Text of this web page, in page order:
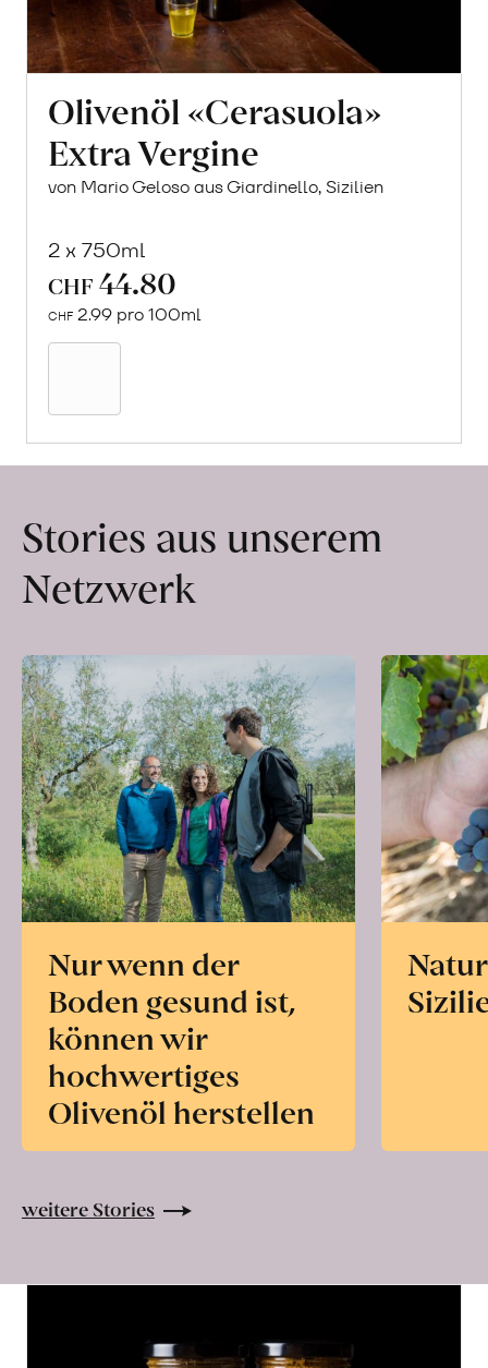
Olivenöl «Cerasuola»
Extra Vergine
von Mario Geloso aus Giardinello, Sizilien
2 x 750ml
CHF 44.80
CHF 2.99 pro 100ml
Stories aus unserem
Netzwerk
Nur wenn der
Boden gesund ist,
können wir
hochwertiges
Olivenöl herstellen
weitere Stories